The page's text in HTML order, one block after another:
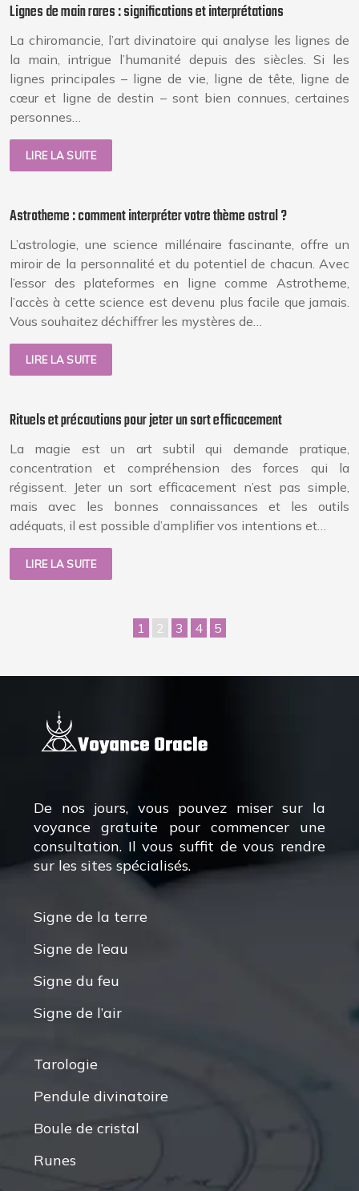
Lignes de main rares : significations et interprétations
La chiromancie, l’art divinatoire qui analyse les lignes de
la main, intrigue l’humanité depuis des siècles. Si les
lignes principales – ligne de vie, ligne de tête, ligne de
cœur et ligne de destin – sont bien connues, certaines
personnes…
LIRE LA SUITE
Astrotheme : comment interpréter votre thème astral ?
L’astrologie, une science millénaire fascinante, offre un
miroir de la personnalité et du potentiel de chacun. Avec
l’essor des plateformes en ligne comme Astrotheme,
l’accès à cette science est devenu plus facile que jamais.
Vous souhaitez déchiffrer les mystères de…
LIRE LA SUITE
Rituels et précautions pour jeter un sort efficacement
La magie est un art subtil qui demande pratique,
concentration et compréhension des forces qui la
régissent. Jeter un sort efficacement n’est pas simple,
mais avec les bonnes connaissances et les outils
adéquats, il est possible d’amplifier vos intentions et…
LIRE LA SUITE
1 2 3 4 5
De nos jours, vous pouvez miser sur la
voyance gratuite pour commencer une
consultation. Il vous suffit de vous rendre
sur les sites spécialisés.
Signe de la terre
Signe de l’eau
Signe du feu
Signe de l’air
Tarologie
Pendule divinatoire
Boule de cristal
Runes